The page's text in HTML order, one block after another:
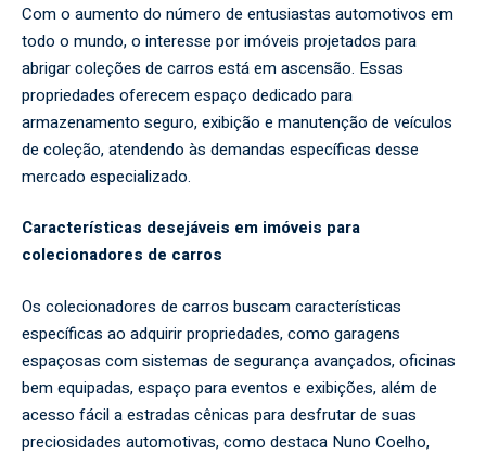
Com o aumento do número de entusiastas automotivos em
todo o mundo, o interesse por imóveis projetados para
abrigar coleções de carros está em ascensão. Essas
propriedades oferecem espaço dedicado para
armazenamento seguro, exibição e manutenção de veículos
de coleção, atendendo às demandas específicas desse
mercado especializado.
Características desejáveis em imóveis para
colecionadores de carros
Os colecionadores de carros buscam características
específicas ao adquirir propriedades, como garagens
espaçosas com sistemas de segurança avançados, oficinas
bem equipadas, espaço para eventos e exibições, além de
acesso fácil a estradas cênicas para desfrutar de suas
preciosidades automotivas, como destaca Nuno Coelho,